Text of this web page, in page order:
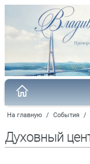
На главную / События /
Духовный